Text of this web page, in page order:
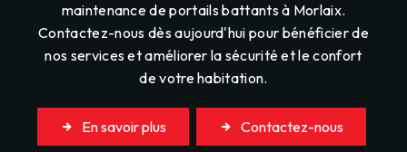
maintenance de portails battants à Morlaix.
Contactez-nous dès aujourd'hui pour bénéficier de
nos services et améliorer la sécurité et le confort
de votre habitation.
En savoir plus Contactez-nous